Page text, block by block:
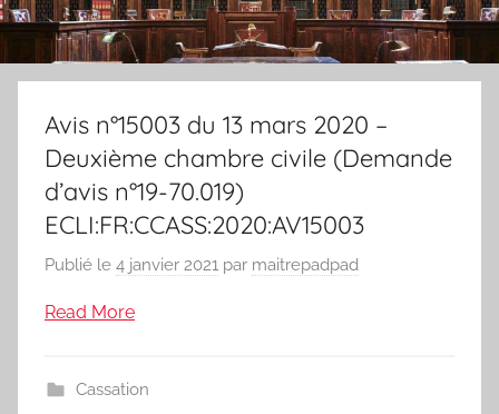
Avis n°15003 du 13 mars 2020 –
Deuxième chambre civile (Demande
d’avis n°19-70.019)
ECLI:FR:CCASS:2020:AV15003
Publié le 4 janvier 2021 par maitrepadpad
Read More
Cassation